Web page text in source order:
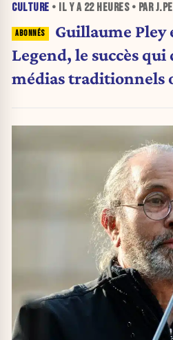
CULTURE • IL Y A 22 HEURES• PAR J.PE
Guillaume Pley
Legend, le succès
médias traditionnels